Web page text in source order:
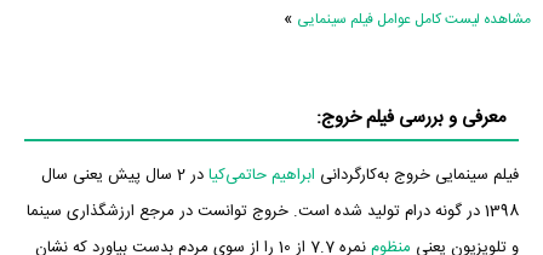
مشاهده لیست کامل عوامل فیلم سینمایی »
معرفی و بررسی فیلم خروج:
فیلم سینمایی خروج به‌کارگردانی ابراهیم حاتمی‌کیا
در 2 سال پیش یعنی سال
1398 در گونه درام تولید شده است. خروج توانست در مرجع ارزشگذاری سینما
و تلویزیون یعنی منظوم
نمره 7.7 از 10 را از سوی مردم بدست بیاورد که نشان